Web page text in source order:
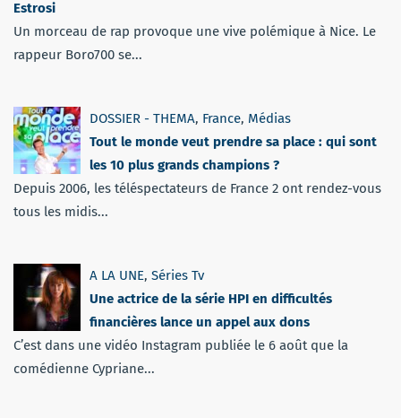
Estrosi
Un morceau de rap provoque une vive polémique à Nice. Le
rappeur Boro700 se...
DOSSIER - THEMA, France, Médias
Tout le monde veut prendre sa place : qui sont
les 10 plus grands champions ?
Depuis 2006, les téléspectateurs de France 2 ont rendez-vous
tous les midis...
A LA UNE, Séries Tv
Une actrice de la série HPI en difficultés
financières lance un appel aux dons
C’est dans une vidéo Instagram publiée le 6 août que la
comédienne Cypriane...